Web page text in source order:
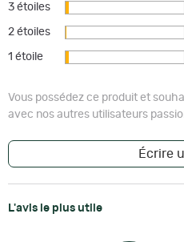
3 étoiles
2 étoiles
1 étoile
Vous possédez ce produit et
avec nos autres utilisateurs
Écrire
L'avis le plus utile